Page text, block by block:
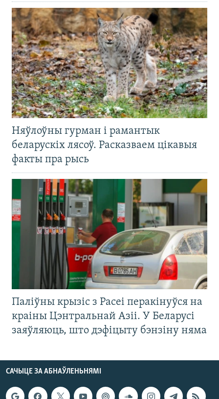
Няўлоўны гурман і рамантык
беларускіх лясоў. Расказваем цікавыя
факты пра рысь
Паліўны крызіс з Расеі перакінуўся на
краіны Цэнтральнай Азіі. У Беларусі
заяўляюць, што дэфіцыту бэнзіну няма
САЧЫЦЕ ЗА АБНАЎЛЕНЬНЯМІ